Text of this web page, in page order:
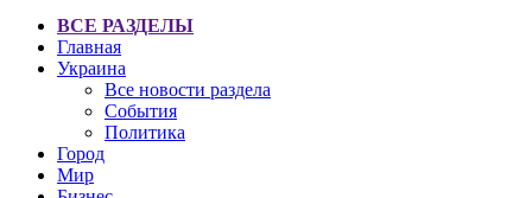
ВСЕ РАЗДЕЛЫ
Главная
Украина
Все новости раздела
События
Политика
Город
Мир